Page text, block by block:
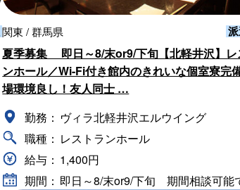
関東 / 群馬県
夏季募集 即日～8/末or9/下旬【北軽井沢】レ
ンホール／Wi-Fi付き館内のきれいな個室寮完
場環境良し！友人同士 …
勤務： ヴィラ北軽井沢エルウイング
職種： レストランホール
給与： 1,400円
期間： 即日～8/末or9/下旬 期間相談可能